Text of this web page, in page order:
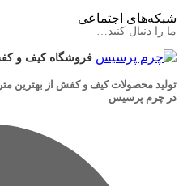
اجتماعی
کنید…
فروشگاه کیف و کفش چرم
کیف و کفش از بهترین متریال های